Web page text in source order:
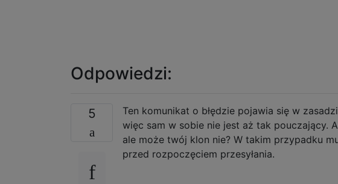
Odpowiedzi:
5
Ten komunikat o błędzie pojawia się w
więc sam w sobie nie jest aż tak pouczający.
ale może twój klon nie? W takim przypadku
przed rozpoczęciem przesyłania.